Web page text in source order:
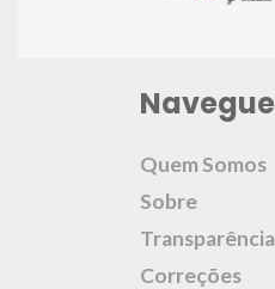
Navegue
Quem Somos
Sobre
Transparência
Correções